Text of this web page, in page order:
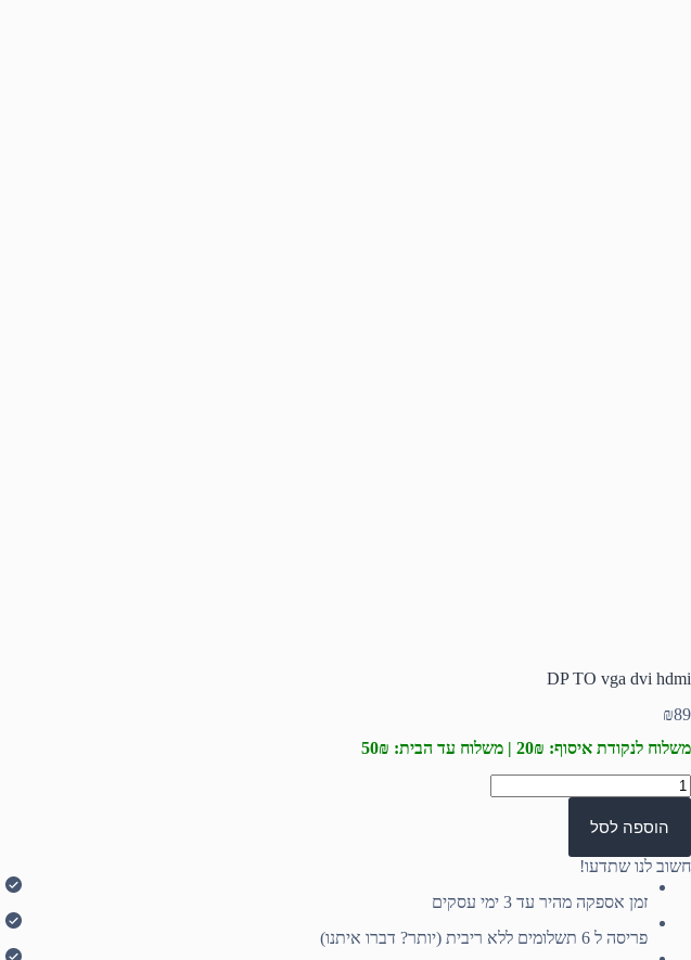
DP TO vga dvi hdmi
₪89
משלוח לנקודת איסוף: 20₪ | משלוח עד הבית: 50₪
כמות
של
vga
dvi
hdmi
הוספה לסל
חשוב לנו שתדעו!
זמן אספקה מהיר עד 3 ימי עסקים
פריסה ל 6 תשלומים ללא ריבית (יותר? דברו איתנו)